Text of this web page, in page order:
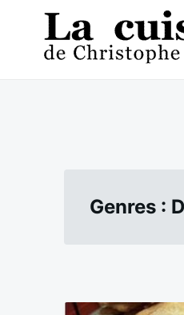
content
for:
Genres :